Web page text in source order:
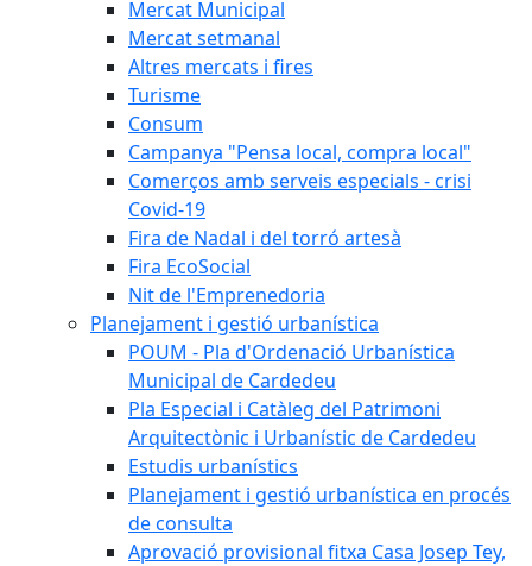
Mercat Municipal
Mercat setmanal
Altres mercats i fires
Turisme
Consum
Campanya "Pensa local, compra local"
Comerços amb serveis especials - crisi
Covid-19
Fira de Nadal i del torró artesà
Fira EcoSocial
Nit de l'Emprenedoria
Planejament i gestió urbanística
POUM - Pla d'Ordenació Urbanística
Municipal de Cardedeu
Pla Especial i Catàleg del Patrimoni
Arquitectònic i Urbanístic de Cardedeu
Estudis urbanístics
Planejament i gestió urbanística en procés
de consulta
Aprovació provisional fitxa Casa Josep Tey,